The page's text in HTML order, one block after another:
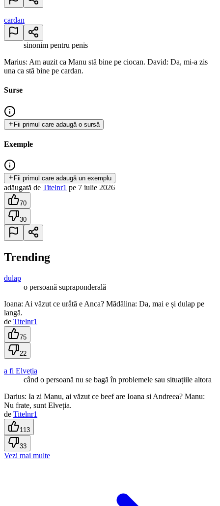
cardan
sinonim pentru penis
Marius: Am auzit ca Manu stă bine pe ciocan. David: Da, mi-a zis
una ca stă bine pe cardan.
Surse
Fii primul care adaugă o sursă
Exemple
Fii primul care adaugă un exemplu
adăugată de Titelnr1 pe 7 iulie 2026
70
30
Trending
dulap
o persoană supraponderală
Ioana: Ai văzut ce urâtă e Anca? Mădălina: Da, mai e și dulap pe
langă.
de Titelnr1
75
22
a fi Elveția
când o persoană nu se bagă în problemele sau situațiile altora
Darius: Ia zi Manu, ai văzut ce beef are Ioana si Andreea? Manu:
Nu frate, sunt Elveția.
de Titelnr1
113
33
Vezi mai multe